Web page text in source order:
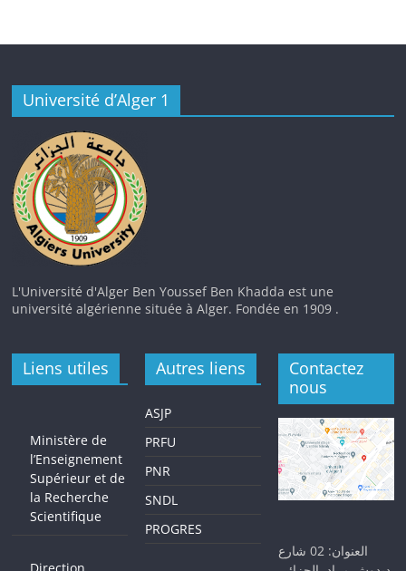
Université d’Alger 1
L'Université d'Alger Ben Youssef Ben Khadda est une
université algérienne située à Alger. Fondée en 1909 .
Liens utiles
Ministère de
l’Enseignement
Supérieur et de
la Recherche
Scientifique
Autres liens
ASJP
PRFU
PNR
SNDL
PROGRES
Contactez
nous
العنوان: 02 شارع